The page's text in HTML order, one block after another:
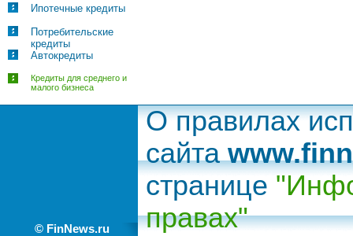
Ипотечные кредиты
Потребительские
кредиты
Автокредиты
Кредиты для среднего и
малого бизнеса
© FinNews.ru
О правилах
сайта
странице
правах"